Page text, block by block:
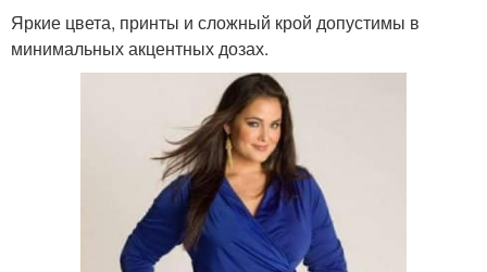
Яркие цвета, принты и сложный крой допустимы в
минимальных акцентных дозах.